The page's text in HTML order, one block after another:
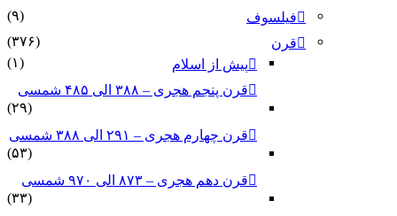
فیلسوف
(۹)
قرن
(۳۷۶)
پیش از اسلام
(۱)
قرن پنجم هجری – ۳۸۸ الی ۴۸۵ شمسی
(۲۹)
قرن چهارم هجری – ۲۹۱ الی ۳۸۸ شمسی
(۵۳)
قرن دهم هجری – ۸۷۳ الی ۹۷۰ شمسی
(۳۳)